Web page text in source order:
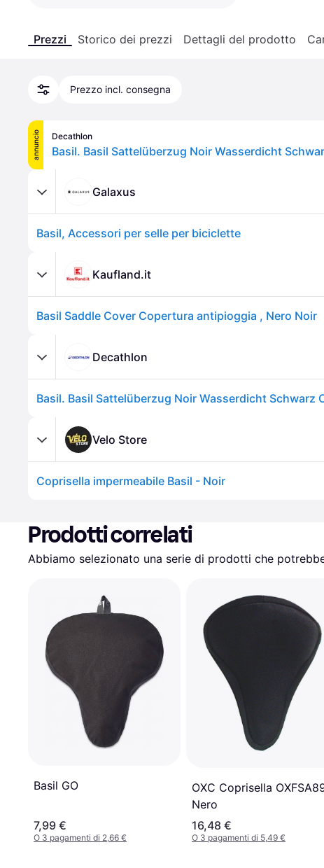
Prezzi Storico dei prezzi Dettagli del prodotto
Prezzo incl. consegna
annuncio Decathlon
Galaxus
Basil, Accessori per selle per biciclette
Kaufland.it
Basil Saddle Cover Copertura antipioggia , Nero Noir
Decathlon
Velo Store
Coprisella impermeabile Basil - Noir
Prodotti correlati
Abbiamo selezionato una serie di prodotti che
Basil GO
7,99 €
O 3 pagamenti di 2,66 €
OXC Coprisella
Nero
16,48 €
O 3 pagamenti di 5,49 €